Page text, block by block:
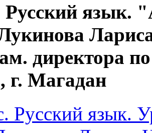
Русский язык.
директора
г. Магадан
Русский язык.